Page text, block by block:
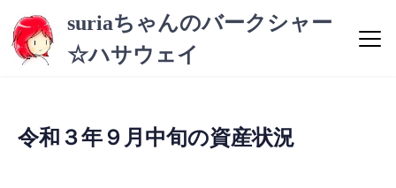
テ
suriaちゃんのバークシャー
☆ハサウェイ
令和３年９月中旬の資産状況